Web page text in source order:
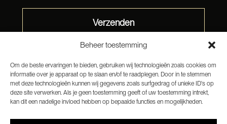
Beheer toestemming
Om de beste ervaringen te bieden, gebruiken wij technologieën zoals cookies om
informatie over je apparaat op te slaan en/of te raadplegen. Door in te stemmen
met deze technologieën kunnen wij gegevens zoals surfgedrag of unieke ID's op
deze site verwerken. Als je geen toestemming geeft of uw toestemming intrekt,
kan dit een nadelige invloed hebben op bepaalde functies en mogelijkheden.